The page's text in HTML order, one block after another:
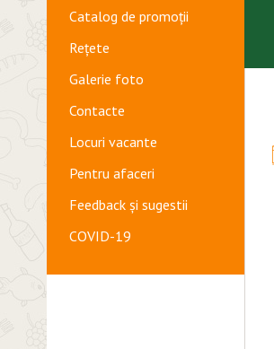
Catalog de promoții
Rețete
Galerie foto
Contacte
Locuri vacante
Pentru afaceri
Feedback și sugestii
COVID-19